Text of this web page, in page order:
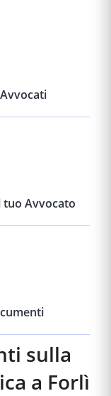
tuo Avvocato
sulla
a Forlì